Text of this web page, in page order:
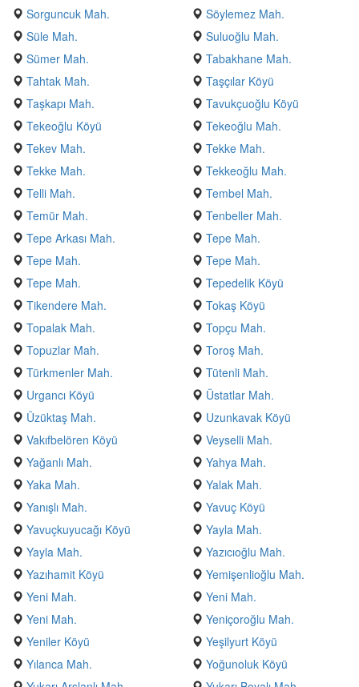
Sorguncuk Mah.
Söylemez Mah.
Süle Mah.
Suluoğlu Mah.
Sümer Mah.
Tabakhane Mah.
Tahtak Mah.
Taşçılar Köyü
Taşkapı Mah.
Tavukçuoğlu Köyü
Tekeoğlu Köyü
Tekeoğlu Mah.
Tekev Mah.
Tekke Mah.
Tekke Mah.
Tekkeoğlu Mah.
Telli Mah.
Tembel Mah.
Temür Mah.
Tenbeller Mah.
Tepe Arkası Mah.
Tepe Mah.
Tepe Mah.
Tepe Mah.
Tepe Mah.
Tepedelik Köyü
Tikendere Mah.
Tokaş Köyü
Topalak Mah.
Topçu Mah.
Topuzlar Mah.
Toroş Mah.
Türkmenler Mah.
Tütenli Mah.
Urgancı Köyü
Üstatlar Mah.
Üzüktaş Mah.
Uzunkavak Köyü
Vakıfbelören Köyü
Veyselli Mah.
Yağanlı Mah.
Yahya Mah.
Yaka Mah.
Yalak Mah.
Yanışlı Mah.
Yavuç Köyü
Yavuçkuyucağı Köyü
Yayla Mah.
Yayla Mah.
Yazıcıoğlu Mah.
Yazıhamit Köyü
Yemişenlioğlu Mah.
Yeni Mah.
Yeni Mah.
Yeni Mah.
Yeniçoroğlu Mah.
Yeniler Köyü
Yeşilyurt Köyü
Yılanca Mah.
Yoğunoluk Köyü